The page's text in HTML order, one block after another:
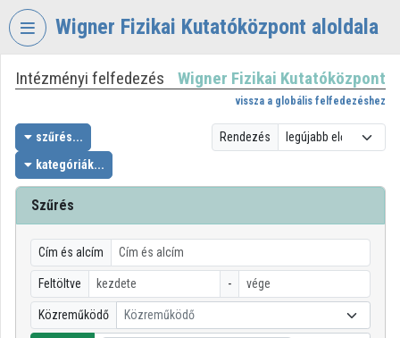
Fejléc kihagyása
Wigner Fizikai Kutatóközpont aloldala
VIDEOTORIUM
WIGNER
FIZIKAI
KUTATÓKÖZPONT
Intézményi kezdőlap
Bejelentkezés
Intézményi felfedezés
Kategóriák
Intézményi felfedezés Wigner Fizikai Kutatóközpont
vissza a globális felfedezéshez
szűrés...
kategóriák...
Rendezés
Szűrés
Cím és alcím
Feltöltve -
Közreműködő Közreműködő